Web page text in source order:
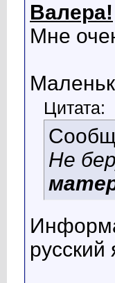
Валера!
Мне
Цитата:
Не